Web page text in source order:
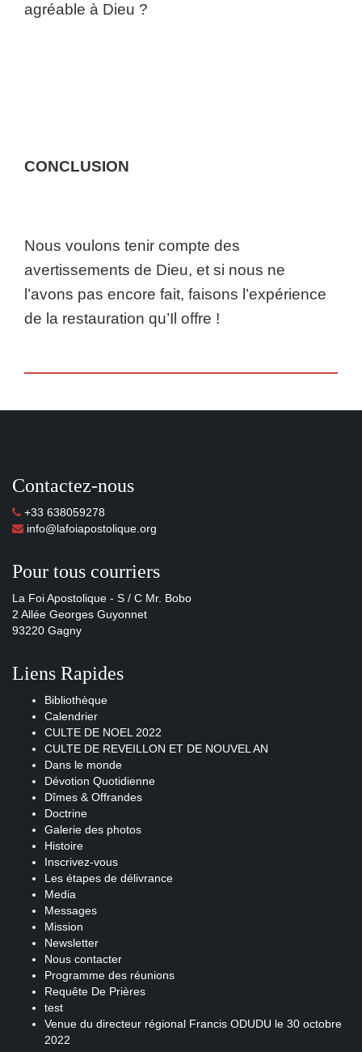
agréable à Dieu ?
CONCLUSION
Nous voulons tenir compte des
avertissements de Dieu, et si nous ne
l’avons pas encore fait, faisons l’expérience
de la restauration qu’Il offre !
Contactez-nous
+33 638059278
info@lafoiapostolique.org
Pour tous courriers
La Foi Apostolique - S / C Mr. Bobo
2 Allée Georges Guyonnet
93220 Gagny
Liens Rapides
Bibliothèque
Calendrier
CULTE DE NOEL 2022
CULTE DE REVEILLON ET DE NOUVEL AN
Dans le monde
Dévotion Quotidienne
Dîmes & Offrandes
Doctrine
Galerie des photos
Histoire
Inscrivez-vous
Les étapes de délivrance
Media
Messages
Mission
Newsletter
Nous contacter
Programme des réunions
Requête De Prières
test
Venue du directeur régional Francis ODUDU le 30 octobre
2022